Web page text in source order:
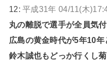
12:平成31年 04/11(木
丸の離脱で選手が全員気
広島の黄金時代が5年10年
鈴木誠也もどっか行くし